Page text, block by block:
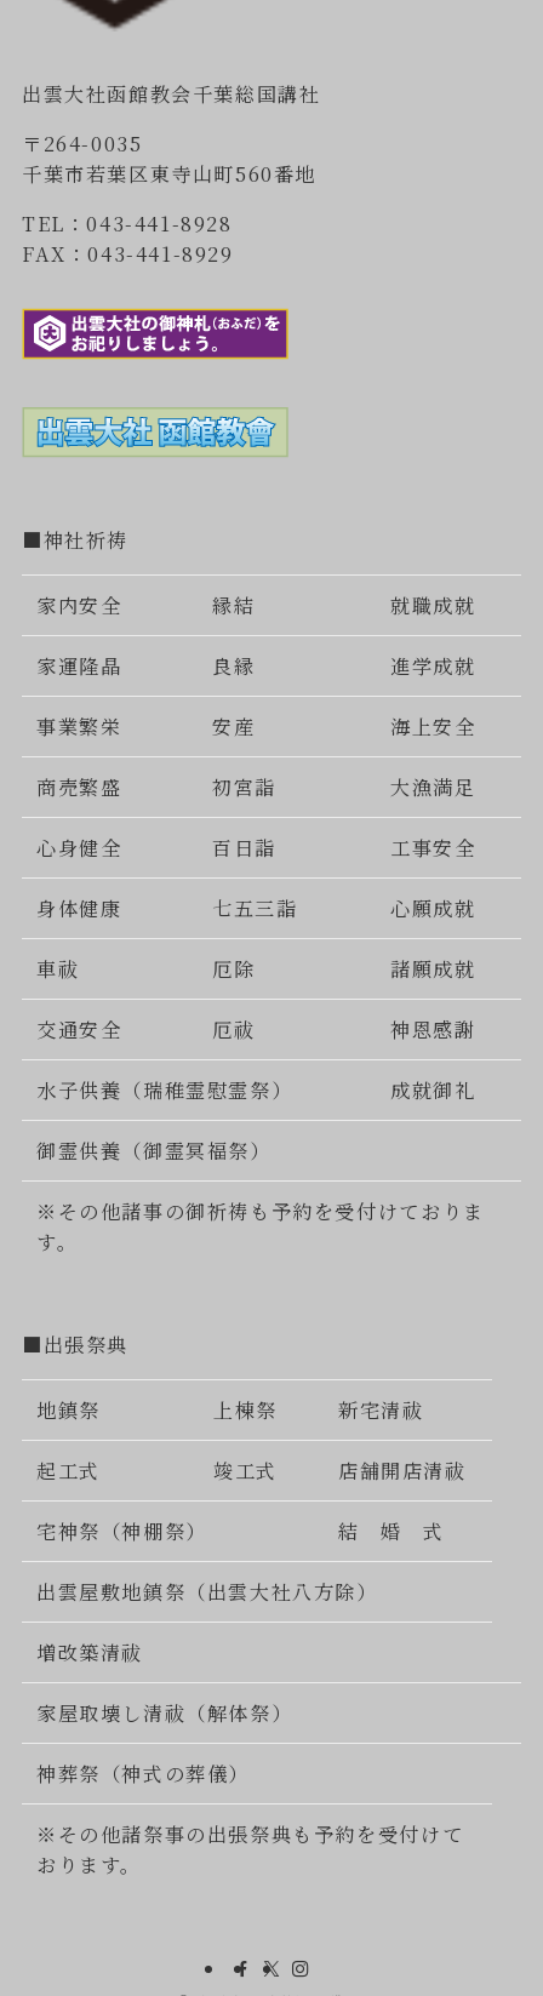
出雲大社函館教会千葉総国講社
〒264-0035
千葉市若葉区東寺山町560番地
TEL：043-441-8928
FAX：043-441-8929
■神社祈祷
家内安全 縁結 就職成就
家運隆晶 良縁 進学成就
事業繁栄 安産 海上安全
商売繁盛 初宮詣 大漁満足
心身健全 百日詣 工事安全
身体健康 七五三詣 心願成就
車祓 厄除 諸願成就
交通安全 厄祓 神恩感謝
水子供養（瑞稚霊慰霊祭） 成就御礼
御霊供養（御霊冥福祭）
※その他諸事の御祈祷も予約を受付けておりま
す。
■出張祭典
地鎮祭 上棟祭 新宅清祓
起工式 竣工式 店舗開店清祓
宅神祭（神棚祭） 結 婚 式
出雲屋敷地鎮祭（出雲大社八方除）
増改築清祓
家屋取壊し清祓（解体祭）
神葬祭（神式の葬儀）
※その他諸祭事の出張祭典も予約を受付けて
おります。